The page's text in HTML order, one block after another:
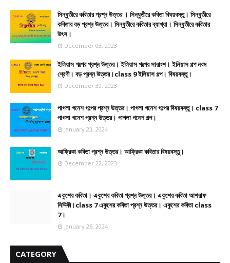
সিন্ধুতীরে কবিতার প্রশ্ন উত্তর । সিন্ধুতীরে কবিতা বিষয়বস্তু। সিন্ধুতীরে
কবিতার বড় প্রশ্ন উত্তর। সিন্ধুতীরে কবিতার ব্যাখ্যা। সিন্ধুতীরে কবিতার
উৎস।
December 03, 2023
ইলিয়াস গল্পের প্রশ্ন উত্তর। ইলিয়াস গল্পের সারাংশ। ইলিয়াস গল্প নবম
শ্রেণী। বড় প্রশ্ন উত্তর।class 9 ইলিয়াস গল্প। বিষয়বস্তু।
December 30, 2023
পাগলা গনেশ গল্পের প্রশ্ন উত্তর। পাগলা গনেশ গল্পের বিষয়বস্তু। class 7
পাগলা গনেশ প্রশ্ন উত্তর। পাগলা গনেশ গল্প।
January 23, 2024
আফ্রিকা কবিতা প্রশ্ন উত্তর। আফ্রিকা কবিতার বিষয়বস্তু।
December 22, 2023
একুশের কবিতা। একুশের কবিতা প্রশ্ন উত্তর। একুশের কবিতা আশরাফ
সিদ্দিকী।class 7 একুশের কবিতা প্রশ্ন উত্তর। একুশের কবিতা class
7।
January 26, 2024
CATEGORY